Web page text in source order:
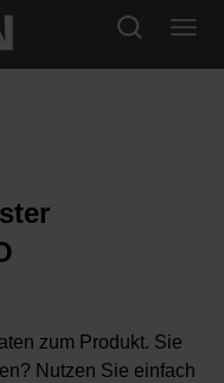
zum Produkt. Sie
Nutzen Sie einfach